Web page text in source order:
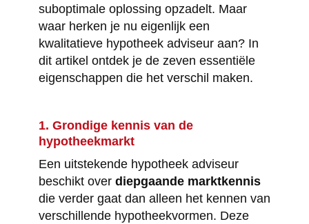
suboptimale oplossing opzadelt. Maar
waar herken je nu eigenlijk een
kwalitatieve hypotheek adviseur aan? In
dit artikel ontdek je de zeven essentiële
eigenschappen die het verschil maken.
1. Grondige kennis van de
hypotheekmarkt
Een uitstekende hypotheek adviseur
beschikt over diepgaande marktkennis
die verder gaat dan alleen het kennen van
verschillende hypotheekvormen. Deze